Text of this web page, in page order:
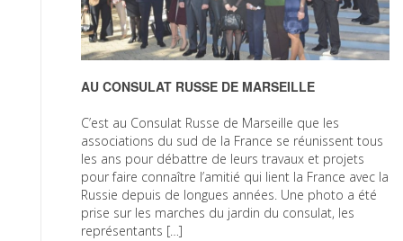
AU CONSULAT RUSSE DE MARSEILLE
C’est au Consulat Russe de Marseille que les
associations du sud de la France se réunissent tous
les ans pour débattre de leurs travaux et projets
pour faire connaître l’amitié qui lient la France avec la
Russie depuis de longues années. Une photo a été
prise sur les marches du jardin du consulat, les
représentants […]